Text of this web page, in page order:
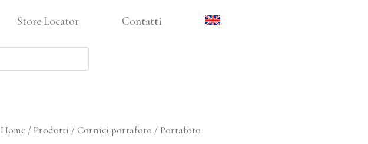
Store Locator Contatti
Home /Prodotti /Cornici portafoto / Portafoto
Portafoto